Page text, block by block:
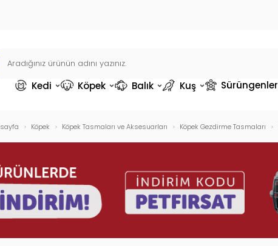
Kedi Köpek Balık Kuş Sürüngenler
Köpek Köpek Tasmaları ve Aksesuarları Köpek Gezdirme Tasmaları